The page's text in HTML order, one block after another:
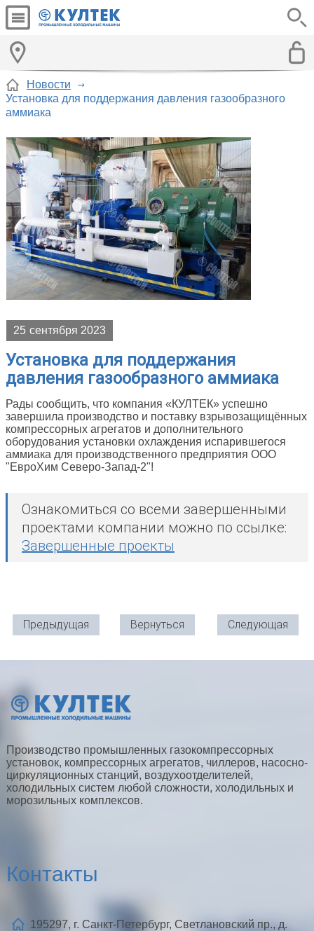
Новости
Установка для поддержания давления газообразного
аммиака
25 сентября 2023
Установка для поддержания
давления газообразного аммиака
Рады сообщить, что компания «КУЛТЕК» успешно
завершила производство и поставку взрывозащищённых
компрессорных агрегатов и дополнительного
оборудования установки охлаждения испарившегося
аммиака для производственного предприятия ООО
"ЕвроХим Северо-Запад-2"!
Ознакомиться со всеми завершенными
проектами компании можно по ссылке:
Завершенные проекты
Предыдущая Вернуться Следующая
Производство промышленных газокомпрессорных
установок, компрессорных агрегатов, чиллеров, насосно-
циркуляционных станций, воздухоотделителей,
холодильных систем любой сложности, холодильных и
морозильных комплексов.
Контакты
195297, г. Санкт-Петербург, Светлановский пр., д.